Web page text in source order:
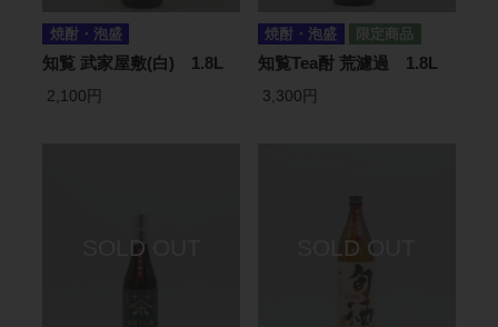
焼酎・泡盛
知覧 武家屋敷(白) 1.8L
2,100円
焼酎・泡盛
知覧Tea酎 荒濾過 1.8L
3,300円